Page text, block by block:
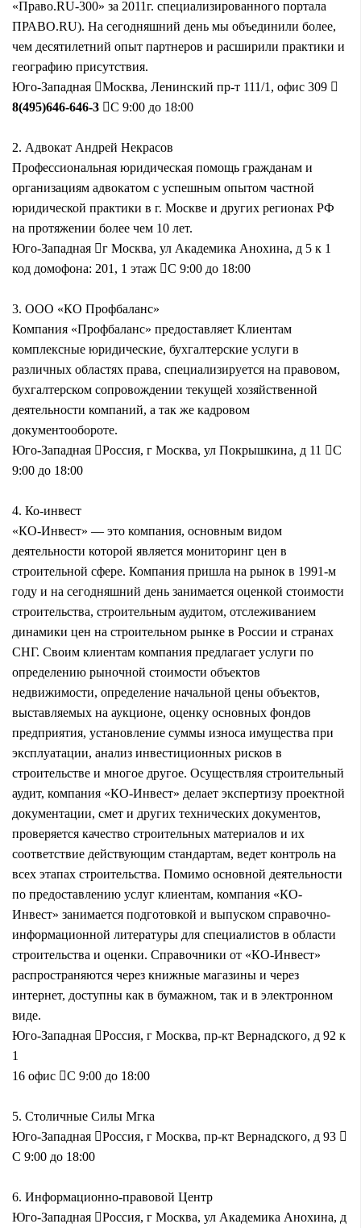
«Право.RU-300» за 2011г. специализированного портала
ПРАВО.RU). На сегодняшний день мы объединили более,
чем десятилетний опыт партнеров и расширили практики и
географию присутствия.
Юго-Западная
Москва, Ленинский пр-т 111/1, офис 309
8(495)646-646-3
С 9:00 до 18:00
2. Адвокат Андрей Некрасов
Профессиональная юридическая помощь гражданам и
организациям адвокатом с успешным опытом частной
юридической практики в г. Москве и других регионах РФ
на протяжении более чем 10 лет.
Юго-Западная
г Москва, ул Академика Анохина, д 5 к 1
код домофона: 201, 1 этаж
С 9:00 до 18:00
3. ООО «КО Профбаланс»
Компания «Профбаланс» предоставляет Клиентам
комплексные юридические, бухгалтерские услуги в
различных областях права, специализируется на правовом,
бухгалтерском сопровождении текущей хозяйственной
деятельности компаний, а так же кадровом
документообороте.
Юго-Западная
Россия, г Москва, ул Покрышкина, д 11
С
9:00 до 18:00
4. Ко-инвест
«КО-Инвест» — это компания, основным видом
деятельности которой является мониторинг цен в
строительной сфере. Компания пришла на рынок в 1991-м
году и на сегодняшний день занимается оценкой стоимости
строительства, строительным аудитом, отслеживанием
динамики цен на строительном рынке в России и странах
СНГ. Своим клиентам компания предлагает услуги по
определению рыночной стоимости объектов
недвижимости, определение начальной цены объектов,
выставляемых на аукционе, оценку основных фондов
предприятия, установление суммы износа имущества при
эксплуатации, анализ инвестиционных рисков в
строительстве и многое другое. Осуществляя строительный
аудит, компания «КО-Инвест» делает экспертизу проектной
документации, смет и других технических документов,
проверяется качество строительных материалов и их
соответствие действующим стандартам, ведет контроль на
всех этапах строительства. Помимо основной деятельности
по предоставлению услуг клиентам, компания «КО-
Инвест» занимается подготовкой и выпуском справочно-
информационной литературы для специалистов в области
строительства и оценки. Справочники от «КО-Инвест»
распространяются через книжные магазины и через
интернет, доступны как в бумажном, так и в электронном
виде.
Юго-Западная
Россия, г Москва, пр-кт Вернадского, д 92 к
1
16 офис
С 9:00 до 18:00
5. Столичные Силы Мгка
Юго-Западная
Россия, г Москва, пр-кт Вернадского, д 93
С 9:00 до 18:00
6. Информационно-правовой Центр
Юго-Западная
Россия, г Москва, ул Академика Анохина, д